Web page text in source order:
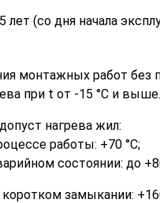
лет (со дня начала
монтажных работ без
при t от -15 °С и выше.
нагрева жил:
работы: +70 °C;
состоянии: до
замыкании: